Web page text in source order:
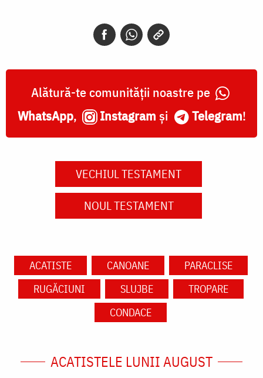
Alătură-te comunității noastre pe
WhatsApp, Instagram și Telegram!
VECHIUL TESTAMENT
NOUL TESTAMENT
ACATISTE CANOANE
PARACLISE
RUGĂCIUNI
SLUJBE
TROPARE
CONDACE
ACATISTELE LUNII AUGUST